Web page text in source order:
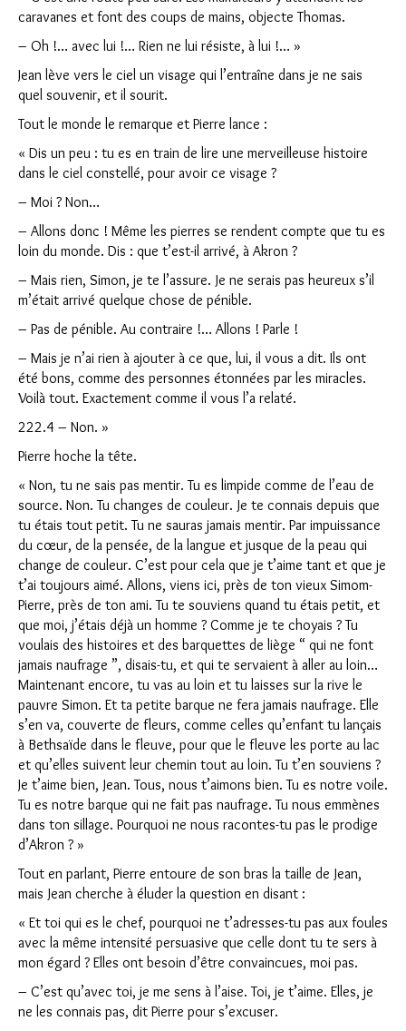
caravanes et font des coups de mains, objecte Thomas.
– Oh !… avec lui !… Rien ne lui résiste, à lui !… »
Jean lève vers le ciel un visage qui l’entraîne dans je ne sais
quel souvenir, et il sourit.
Tout le monde le remarque et Pierre lance :
« Dis un peu : tu es en train de lire une merveilleuse histoire
dans le ciel constellé, pour avoir ce visage ?
– Moi ? Non…
– Allons donc ! Même les pierres se rendent compte que tu es
loin du monde. Dis : que t’est-il arrivé, à Akron ?
– Mais rien, Simon, je te l’assure. Je ne serais pas heureux s’il
m’était arrivé quelque chose de pénible.
– Pas de pénible. Au contraire !… Allons ! Parle !
– Mais je n’ai rien à ajouter à ce que, lui, il vous a dit. Ils ont
été bons, comme des personnes étonnées par les miracles.
Voilà tout. Exactement comme il vous l’a relaté.
222.4 – Non. »
Pierre hoche la tête.
« Non, tu ne sais pas mentir. Tu es limpide comme de l’eau de
source. Non. Tu changes de couleur. Je te connais depuis que
tu étais tout petit. Tu ne sauras jamais mentir. Par impuissance
du cœur, de la pensée, de la langue et jusque de la peau qui
change de couleur. C’est pour cela que je t’aime tant et que je
t’ai toujours aimé. Allons, viens ici, près de ton vieux Simom-
Pierre, près de ton ami. Tu te souviens quand tu étais petit, et
que moi, j’étais déjà un homme ? Comme je te choyais ? Tu
voulais des histoires et des barquettes de liège “ qui ne font
jamais naufrage ”, disais-tu, et qui te servaient à aller au loin…
Maintenant encore, tu vas au loin et tu laisses sur la rive le
pauvre Simon. Et ta petite barque ne fera jamais naufrage. Elle
s’en va, couverte de fleurs, comme celles qu’enfant tu lançais
à Bethsaïde dans le fleuve, pour que le fleuve les porte au lac
et qu’elles suivent leur chemin tout au loin. Tu t’en souviens ?
Je t’aime bien, Jean. Tous, nous t’aimons bien. Tu es notre voile.
Tu es notre barque qui ne fait pas naufrage. Tu nous emmènes
dans ton sillage. Pourquoi ne nous racontes-tu pas le prodige
d’Akron ? »
Tout en parlant, Pierre entoure de son bras la taille de Jean,
mais Jean cherche à éluder la question en disant :
« Et toi qui es le chef, pourquoi ne t’adresses-tu pas aux foules
avec la même intensité persuasive que celle dont tu te sers à
mon égard ? Elles ont besoin d’être convaincues, moi pas.
– C’est qu’avec toi, je me sens à l’aise. Toi, je t’aime. Elles, je
ne les connais pas, dit Pierre pour s’excuser.